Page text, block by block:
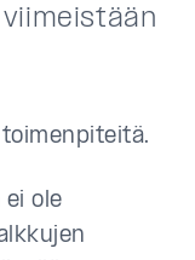
viimeistään
ole